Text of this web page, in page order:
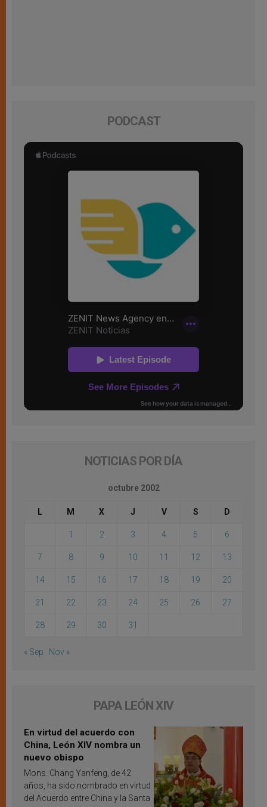
PODCAST
NOTICIAS POR DÍA
octubre 2002
L M X J V S D
1 2 3 4 5 6
7 8 9 10 11 12 13
14 15 16 17 18 19 20
21 22 23 24 25 26 27
28 29 30 31
« Sep Nov »
PAPA LEÓN XIV
En virtud del acuerdo con
China, León XIV nombra un
nuevo obispo
Mons. Chang Yanfeng, de 42
años, ha sido nombrado en virtud
del Acuerdo entre China y la Santa